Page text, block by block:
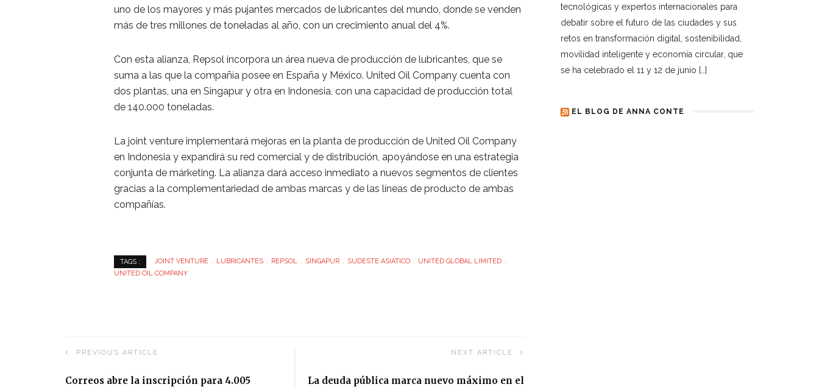
uno de los mayores y más pujantes mercados de lubricantes del mundo, donde se venden
más de tres millones de toneladas al año, con un crecimiento anual del 4%.
Con esta alianza, Repsol incorpora un área nueva de producción de lubricantes, que se
suma a las que la compañía posee en España y México. United Oil Company cuenta con
dos plantas, una en Singapur y otra en Indonesia, con una capacidad de producción total
de 140.000 toneladas.
La joint venture implementará mejoras en la planta de producción de United Oil Company
en Indonesia y expandirá su red comercial y de distribución, apoyándose en una estrategia
conjunta de márketing. La alianza dará acceso inmediato a nuevos segmentos de clientes
gracias a la complementariedad de ambas marcas y de las líneas de producto de ambas
compañías.
TAGS : JOINT VENTURE LUBRICANTES REPSOL SINGAPUR SUDESTE ASIÁTICO
UNITED GLOBAL LIMITED
UNITED OIL COMPANY
PREVIOUS ARTICLE
Correos abre la inscripción para 4.005
NEXT ARTICLE
La deuda pública marca nuevo máximo en el
tecnológicas y expertos internacionales para
debatir sobre el futuro de las ciudades y sus
retos en transformación digital, sostenibilidad,
movilidad inteligente y economía circular, que
se ha celebrado el 11 y 12 de junio […]
EL BLOG DE ANNA CONTE